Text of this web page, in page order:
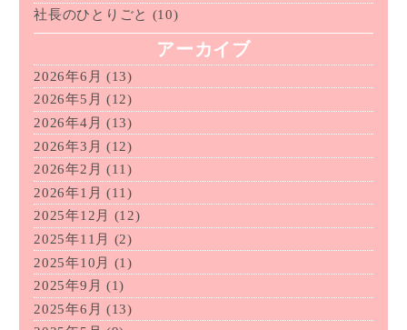
社長のひとりごと (10)
アーカイブ
2026年6月 (13)
2026年5月 (12)
2026年4月 (13)
2026年3月 (12)
2026年2月 (11)
2026年1月 (11)
2025年12月
(12)
2025年11月
(2)
2025年10月
(1)
2025年9月 (1)
2025年6月 (13)